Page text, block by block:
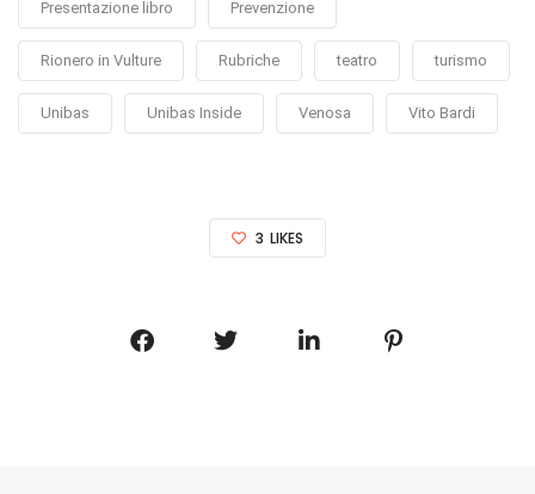
Presentazione libro Prevenzione
Rionero in Vulture Rubriche teatro turismo
Unibas Unibas Inside Venosa Vito Bardi
3 LIKES